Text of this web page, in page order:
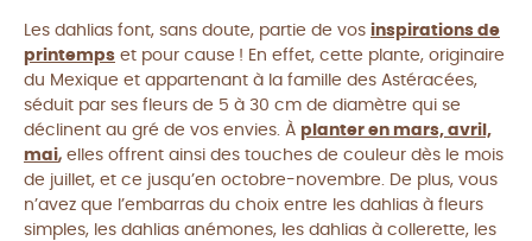
Les dahlias font, sans doute, partie de vos inspirations de
printemps et pour cause ! En effet, cette plante, originaire
du Mexique et appartenant à la famille des Astéracées,
séduit par ses fleurs de 5 à 30 cm de diamètre qui se
déclinent au gré de vos envies. À planter en mars, avril,
mai, elles offrent ainsi des touches de couleur dès le mois
de juillet, et ce jusqu’en octobre-novembre. De plus, vous
n’avez que l’embarras du choix entre les dahlias à fleurs
simples, les dahlias anémones, les dahlias à collerette, les